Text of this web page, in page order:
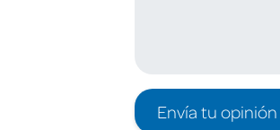
Envía tu opinión